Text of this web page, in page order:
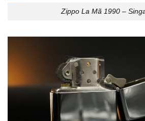
Zippo La Mã 1990 –